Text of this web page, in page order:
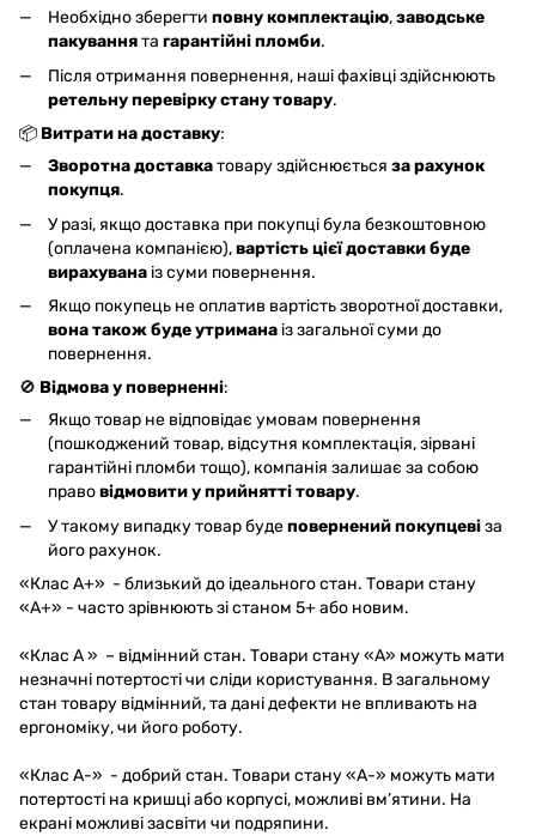
Необхідно зберегти повну комплектацію,заводське
пакуваннята гарантійні пломби.
Після отримання повернення, наші фахівці здійснюють
ретельну перевірку стану товару.
📦 Витрати на доставку:
Зворотна доставкатовару здійснюється за рахунок
покупця.
У разі, якщо доставка при покупці була безкоштовною
(оплачена компанією),вартість цієї доставки буде
вирахувана із суми повернення.
Якщо покупець не оплатив вартість зворотної доставки,
вона також буде утримана із загальної суми до
повернення.
🚫 Відмова у поверненні:
Якщо товар не відповідає умовам повернення
(пошкоджений товар, відсутня комплектація, зірвані
гарантійні пломби тощо), компанія залишає за собою
правовідмовити у прийнятті товару.
У такому випадку товар будеповернений покупцевіза
його рахунок.
«Клас A+» - близький до ідеального стан. Товари стану
«А+» - часто зрівнюють зі станом 5+ або новим.
«Клас A » – відмінний стан. Товари стану «А» можуть мати
незначні потертості чи сліди користування. В загальному
стан товару відмінний, та дані дефекти не впливають на
ергономіку, чи його роботу.
«Клас A-» - добрий стан. Товари стану «А-» можуть мати
потертості на кришці або корпусі, можливі вм’ятини. На
екрані можливі засвіти чи подряпини.